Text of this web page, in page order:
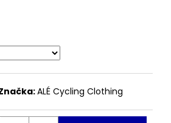
ALÉ Cycling Clothing